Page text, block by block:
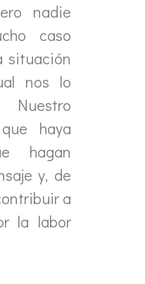
nadie
caso
situación
nos lo
haya
hagan
y, de
a
la labor